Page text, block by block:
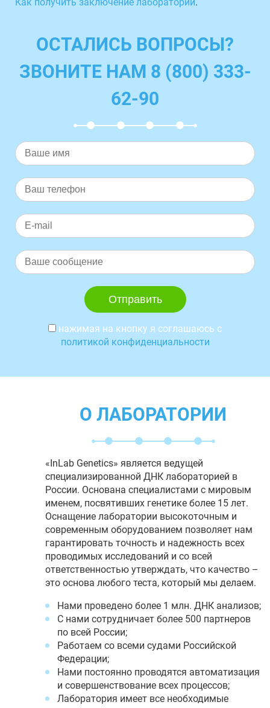
ОСТАЛИСЬ ВОПРОСЫ?
ЗВОНИТЕ НАМ 8 (800) 333-
62-90
нажимая на кнопку я соглашаюсь с
политикой конфиденциальности
О ЛАБОРАТОРИИ
«InLab Genetics» является ведущей
специализированной ДНК лабораторией в
России. Основана специалистами с мировым
именем, посвятивших генетике более 15 лет.
Оснащение лаборатории высокоточным и
современным оборудованием позволяет нам
гарантировать точность и надежность всех
проводимых исследований и со всей
ответственностью утверждать, что качество –
это основа любого теста, который мы делаем.
Нами проведено более 1 млн. ДНК анализов;
С нами сотрудничает более 500 партнеров
по всей России;
Работаем со всеми судами Российской
Федерации;
Нами постоянно проводятся автоматизация
и совершенствование всех процессов;
Лаборатория имеет все необходимые